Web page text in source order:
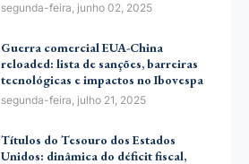
segunda-feira, junho 02, 2025
Guerra comercial EUA-China
reloaded: lista de sanções, barreiras
tecnológicas e impactos no Ibovespa
segunda-feira, julho 21, 2025
Títulos do Tesouro dos Estados
Unidos: dinâmica do déficit fiscal,